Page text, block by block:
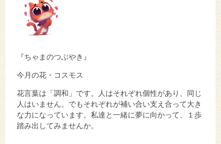
『ちゃまのつぶやき』
今月の花・コスモス
花言葉は「調和」です。人はそれぞれ個性があり、同じ
人はいません。でもそれぞれが補い合い支え合って大き
な力になっています。私達と一緒に夢に向かって、１歩
踏み出してみませんか。